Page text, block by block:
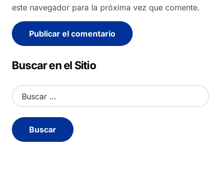
este navegador para la próxima vez que comente.
Alternative:
Buscar en el Sitio
B
u
c
a